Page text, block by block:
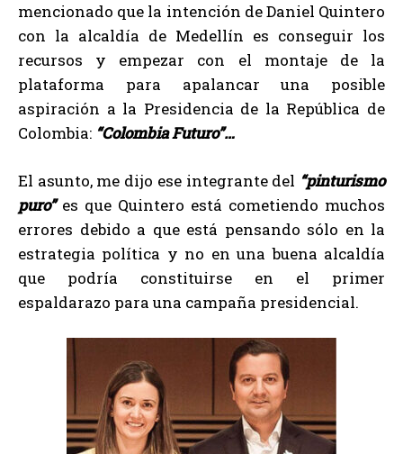
mencionado que la intención de Daniel Quintero
con la alcaldía de Medellín es conseguir los
recursos y empezar con el montaje de la
plataforma para apalancar una posible
aspiración a la Presidencia de la República de
Colombia: “Colombia Futuro”…
El asunto, me dijo ese integrante del “pinturismo
puro”es que Quintero está cometiendo muchos
errores debido a que está pensando sólo en la
estrategia política y no en una buena alcaldía
que podría constituirse en el primer
espaldarazo para una campaña presidencial.